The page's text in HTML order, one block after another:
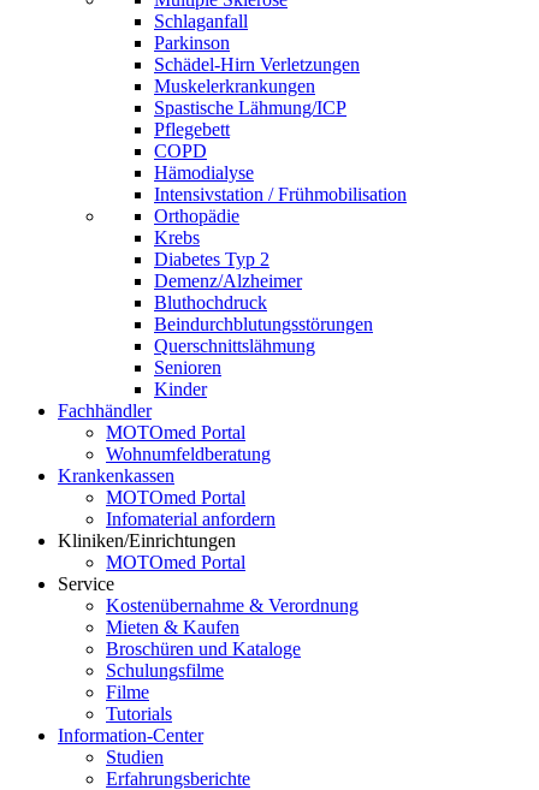
Schlaganfall
Parkinson
Schädel-Hirn Verletzungen
Muskelerkrankungen
Spastische Lähmung/ICP
Pflegebett
COPD
Hämodialyse
Intensivstation / Frühmobilisation
Orthopädie
Krebs
Diabetes Typ 2
Demenz/Alzheimer
Bluthochdruck
Beindurchblutungsstörungen
Querschnittslähmung
Senioren
Kinder
Fachhändler
MOTOmed Portal
Wohnumfeldberatung
Krankenkassen
MOTOmed Portal
Infomaterial anfordern
Kliniken/Einrichtungen
MOTOmed Portal
Service
Kostenübernahme & Verordnung
Mieten & Kaufen
Broschüren und Kataloge
Schulungsfilme
Filme
Tutorials
Information-Center
Studien
Erfahrungsberichte